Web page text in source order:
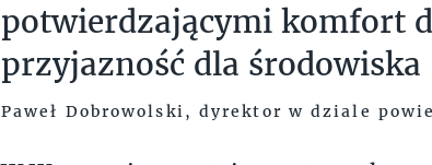
potwierdzającymi komfort
przyjazność dla środowiska
Paweł Dobrowolski, dyrektor w dziale